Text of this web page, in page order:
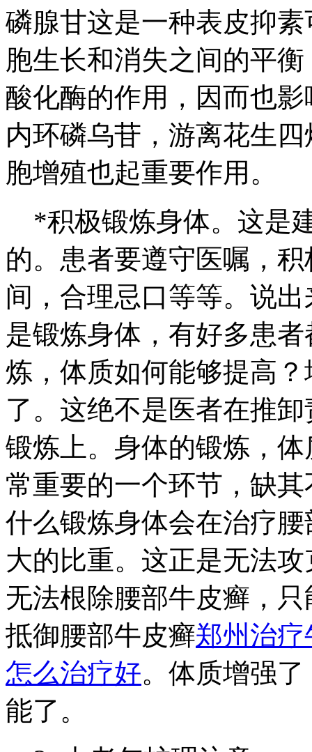
磷腺甘这是一种表皮抑
胞生长和消失之间的平
酸化酶的作用，因而也
内环磷乌苷，游离花生
胞增殖也起重要作用。
*积极锻炼身体。这是
的。患者要遵守医嘱，
间，合理忌口等等。说
是锻炼身体，有好多患
炼，体质如何能够提高
了。这绝不是医者在推
锻炼上。身体的锻炼，
常重要的一个环节，缺
什么锻炼身体会在治疗
大的比重。这正是无法
无法根除腰部牛皮癣，
抵御腰部牛皮癣郑州治
怎么治疗好。体质增强
能了。